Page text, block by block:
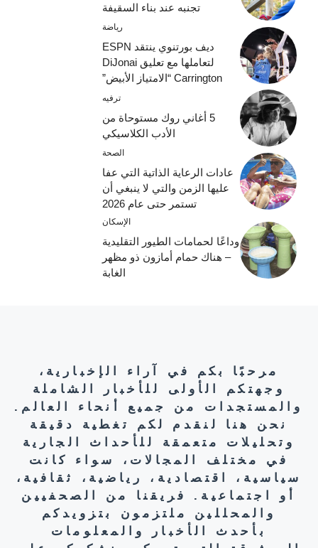
تجنبه عند بناء السقيفة
رياضة
ديف بورتنوي ينتقد ESPN
لتعاملها مع تعليق DiJonai
Carrington “الامتياز الأبيض”
ترفيه
5 أغاني روك مستوحاة من
الأدب الكلاسيكي
الصحة
عادات الرعاية الذاتية التي عفا
عليها الزمن والتي لا ينبغي أن
تستمر حتى عام 2026
الإسكان
وداعًا لحمامات الطيور التقليدية
– هناك حمام أمازون ذو مظهر
الغابة
مرحبًا بكم في آراء الإخبارية،
وجهتكم الأولى للأخبار الشاملة
والمستجدات من جميع أنحاء العالم.
نحن هنا لنقدم لكم تغطية دقيقة
وتحليلات متعمقة للأحداث الجارية
في مختلف المجالات، سواء كانت
سياسية، اقتصادية، رياضية، ثقافية،
أو اجتماعية. فريقنا من الصحفيين
والمحللين ملتزمون بتزويدكم
بأحدث الأخبار والمعلومات